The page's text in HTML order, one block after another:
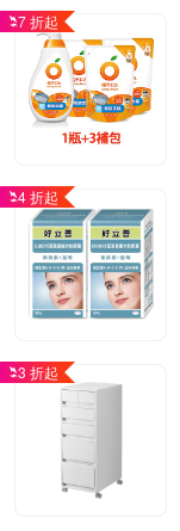
7 折起
4 折起
3 折起